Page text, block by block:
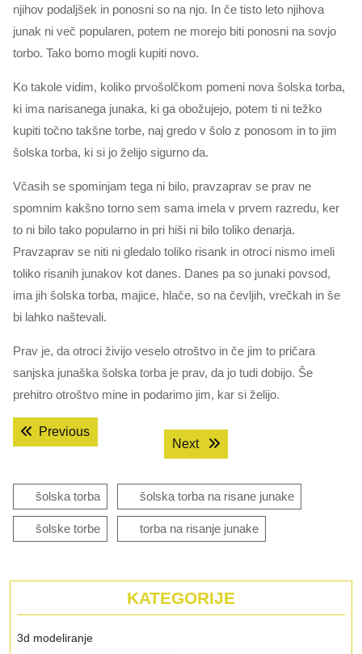
njihov podaljšek in ponosni so na njo. In če tisto leto njihova
junak ni več popularen, potem ne morejo biti ponosni na sovjo
torbo. Tako bomo mogli kupiti novo.
Ko takole vidim, koliko prvošolčkom pomeni nova šolska torba,
ki ima narisanega junaka, ki ga obožujejo, potem ti ni težko
kupiti točno takšne torbe, naj gredo v šolo z ponosom in to jim
šolska torba, ki si jo želijo sigurno da.
Včasih se spominjam tega ni bilo, pravzaprav se prav ne
spomnim kakšno torno sem sama imela v prvem razredu, ker
to ni bilo tako popularno in pri hiši ni bilo toliko denarja.
Pravzaprav se niti ni gledalo toliko risank in otroci nismo imeli
toliko risanih junakov kot danes. Danes pa so junaki povsod,
ima jih šolska torba, majice, hlače, so na čevljih, vrečkah in še
bi lahko naštevali.
Prav je, da otroci živijo veselo otroštvo in če jim to pričara
sanjska junaška šolska torba je prav, da jo tudi dobijo. Še
prehitro otroštvo mine in podarimo jim, kar si želijo.
Navigacija
prispevka
PreviousPrevious post:
Next
Next post:
šolska torba šolska torba na risane junake
šolske torbe torba na risanje junake
KATEGORIJE
3d modeliranje